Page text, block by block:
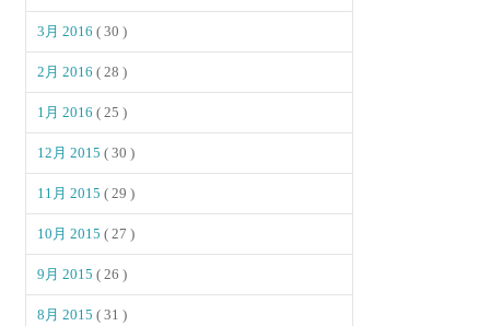
3月 2016( 30 )
2月 2016( 28 )
1月 2016( 25 )
12月 2015( 30 )
11月 2015( 29 )
10月 2015( 27 )
9月 2015( 26 )
8月 2015( 31 )